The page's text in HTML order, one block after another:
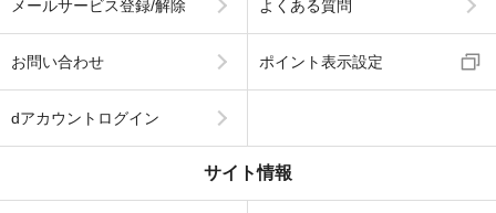
メールサービス登録/解除 よくある質問
お問い合わせ ポイント表示設定
dアカウントログイン
サイト情報